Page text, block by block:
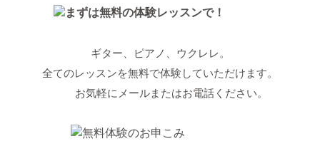
ギター、ピアノ、ウクレレ。
全てのレッスンを無料で体験していただけます。
お気軽にメールまたはお電話ください。